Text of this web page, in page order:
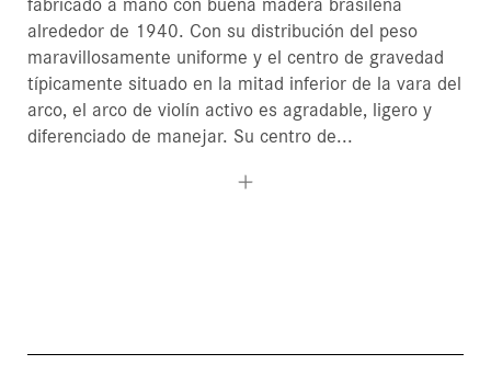
alrededor de 1940. Con su distribución del peso
maravillosamente uniforme y el centro de gravedad
típicamente situado en la mitad inferior de la vara del
arco, el arco de violín activo es agradable, ligero y
diferenciado de manejar. Su centro de...